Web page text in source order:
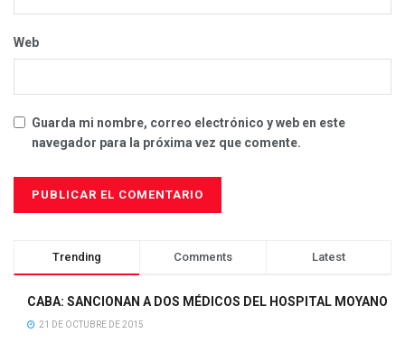
Web
Guarda mi nombre, correo electrónico y web en este
navegador para la próxima vez que comente.
Trending Comments Latest
CABA: SANCIONAN A DOS MÉDICOS DEL HOSPITAL MOYANO
21 DE OCTUBRE DE 2015